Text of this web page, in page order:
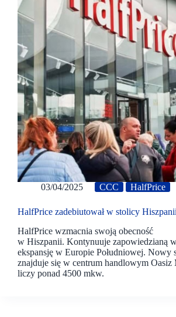
03/04/2025 CCC HalfPrice
HalfPrice zadebiutował w stolicy Hiszpanii
HalfPrice wzmacnia swoją obecność
w Hiszpanii. Kontynuuje zapowiedzianą
ekspansję w Europie Południowej. Nowy
znajduje się w centrum handlowym Oasiz
liczy ponad 4500 mkw.